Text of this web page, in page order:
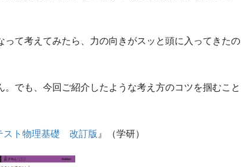
て考えてみたら、力の向きがスッと頭に入ってきたの
でも、今回ご紹介したような考え方のコツを掴むこと
スト物理基礎 改訂版 』（学研）